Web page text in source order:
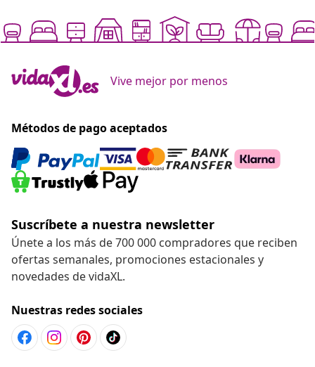
Vive mejor por menos
Métodos de pago aceptados
Suscríbete a nuestra newsletter
Únete a los más de 700 000 compradores que reciben
ofertas semanales, promociones estacionales y
novedades de vidaXL.
Nuestras redes sociales